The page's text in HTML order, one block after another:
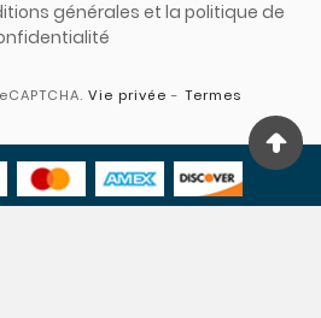
générales et la politique de
Vie privée - Termes